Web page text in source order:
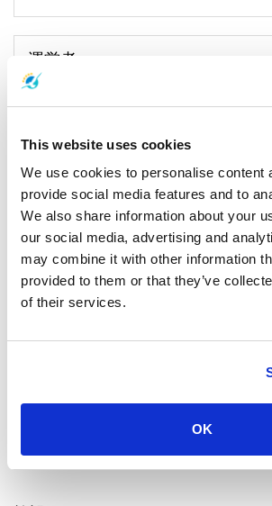
This website uses cookies
We use cookies to personalise content
provide social media features and to
We also share information about your
our social media, advertising and
may combine it with other information
provided to them or that they’ve
of their services.
OK
運営者